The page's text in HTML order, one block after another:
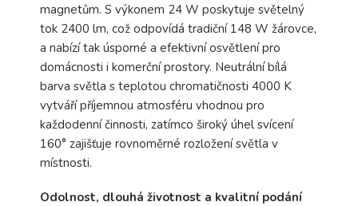
magnetům. S výkonem 24 W poskytuje světelný
tok 2400 lm, což odpovídá tradiční 148 W žárovce,
a nabízí tak úsporné a efektivní osvětlení pro
domácnosti i komerční prostory. Neutrální bílá
barva světla s teplotou chromatičnosti 4000 K
vytváří příjemnou atmosféru vhodnou pro
každodenní činnosti, zatímco široký úhel svícení
160° zajišťuje rovnoměrné rozložení světla v
místnosti.
Odolnost, dlouhá životnost a kvalitní podání